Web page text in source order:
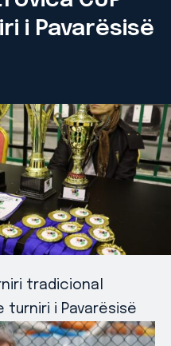
i Pavarësisë
tradicional
turniri i Pavarësisë